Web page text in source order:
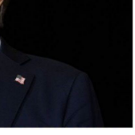
းကတည်းက အမေရိ
ခဲ့တာ ဖြစ်ပါ
သင်္ဘောတစ်စင်း
တယ်လို့ အမေရိကန်
ခတ်ရပ်စဲရေး ပြီးဆုံ
ညာခဲ့ပါတယ်။ အီ
၊ ကာတာနဲ့